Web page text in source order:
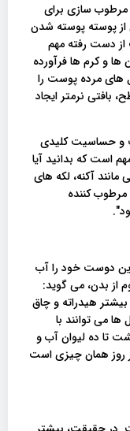
سازی برای
از پوسته پوسته شدن
دست رفته مهم
و کرم ها فرآورده
های مرده پوست را
بافتی نرمتر ایجاد
و حساسیت کلیدی
است که بدانید آیا
آکنه، لکه های
مرطوب کننده
دوست خود را آب
از بدن، می گوید:
هیدراته و چاق
می توانند با
تا ده لیوان آب و
روز همان چیزی است